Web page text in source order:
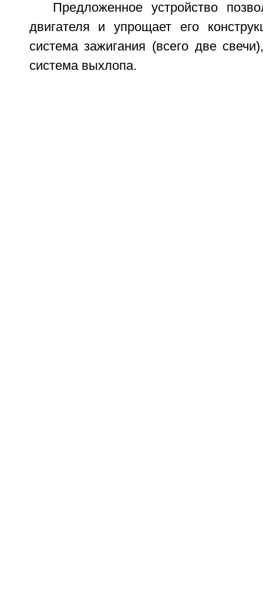
Предложенное устройство
двигателя и упрощает его
система зажигания (всего две
система выхлопа.